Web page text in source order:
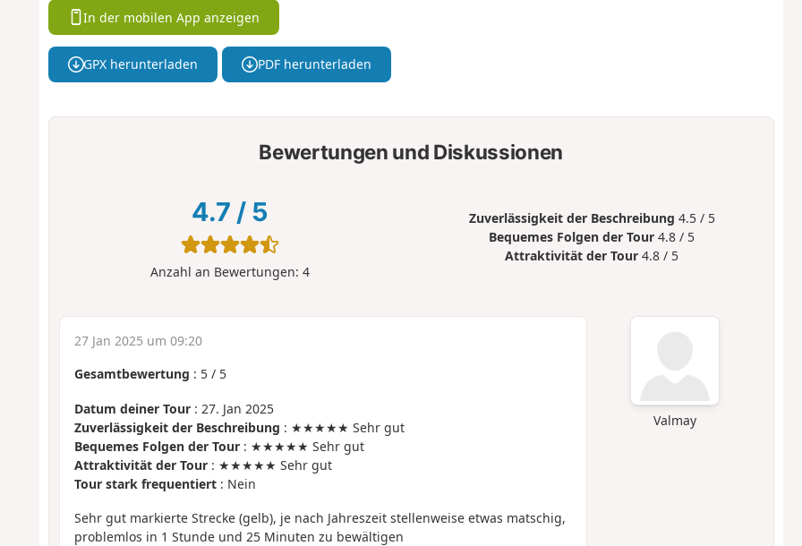
In der mobilen App anzeigen
GPX herunterladen PDF herunterladen
Bewertungen und Diskussionen
4.7 / 5
Anzahl an Bewertungen: 4
Zuverlässigkeit der Beschreibung 4.5 / 5
Bequemes Folgen der Tour 4.8 / 5
Attraktivität der Tour 4.8 / 5
Valmay
27 Jan 2025 um 09:20
Gesamtbewertung : 5/ 5
Datum deiner Tour: 27. Jan 2025
Zuverlässigkeit der Beschreibung : ★★★★★ Sehr gut
Bequemes Folgen der Tour: ★★★★★ Sehr gut
Attraktivität der Tour: ★★★★★ Sehr gut
Tour stark frequentiert: Nein
Sehr gut markierte Strecke (gelb), je nach Jahreszeit stellenweise etwas matschig,
problemlos in 1 Stunde und 25 Minuten zu bewältigen